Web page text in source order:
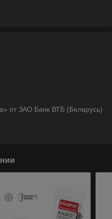
от ЗАО Банк ВТБ (Беларусь)